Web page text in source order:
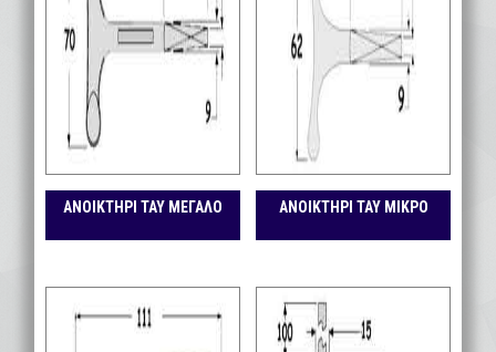
ΑΝΟΙΚΤΗΡΙ ΤΑΥ ΜΕΓΑΛΟ ΑΝΟΙΚΤΗΡΙ ΤΑΥ ΜΙΚΡΟ